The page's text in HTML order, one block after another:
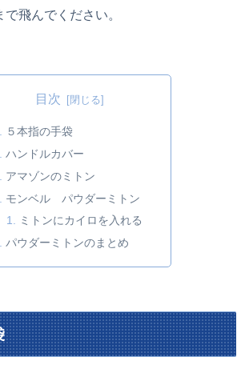
飛んでください。
目次
５本指の手袋
ハンドルカバー
アマゾンのミトン
モンベル パウダーミトン
ミトンにカイロを入れる
パウダーミトンのまとめ